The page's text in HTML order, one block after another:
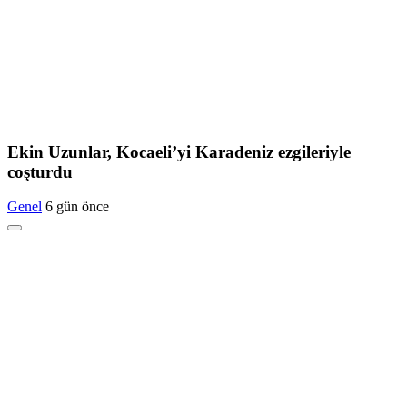
Ekin Uzunlar, Kocaeli’yi Karadeniz ezgileriyle
coşturdu
Genel 6 gün önce